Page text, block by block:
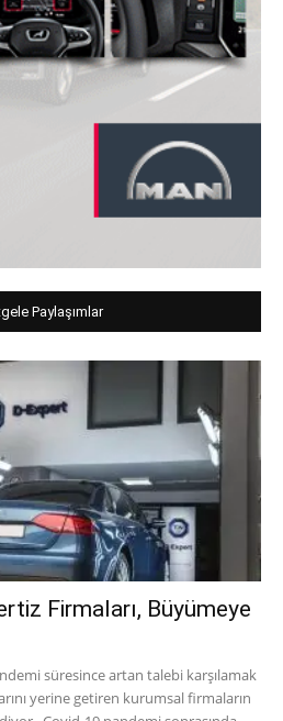
Paylaşımlar
Firmaları, Büyümeye
süresince artan talebi karşılamak
yerine getiren kurumsal firmaların